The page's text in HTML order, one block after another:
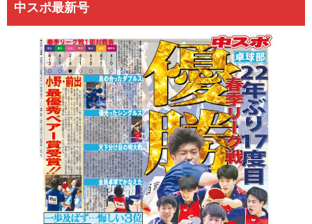
中スポ最新号